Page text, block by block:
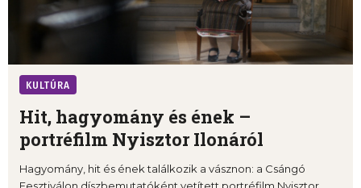
KULTÚRA
Hit, hagyomány és ének –
portréfilm Nyisztor Ilonáról
Hagyomány, hit és ének találkozik a vásznon: a Csángó